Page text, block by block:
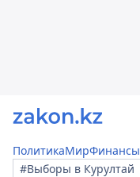
ПолитикаМирФинансы
#Выборы в Курултай